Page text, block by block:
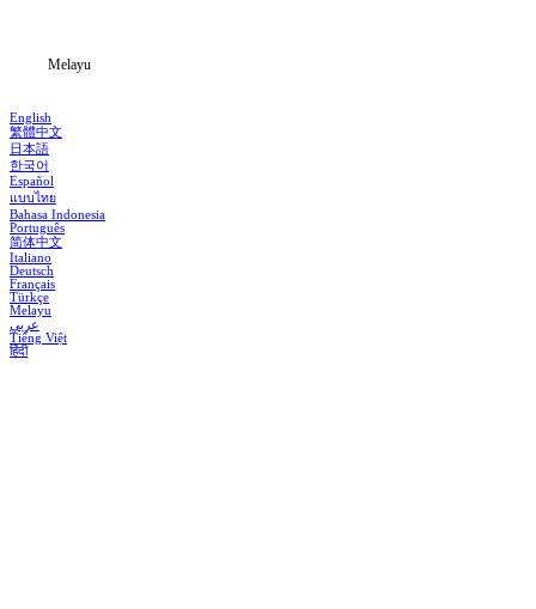
Melayu
English
繁體中文
日本語
한국어
Español
แบบไทย
Bahasa Indonesia
Português
简体中文
Italiano
Deutsch
Français
Türkçe
Melayu
عربي
Tiếng Việt
हिंदी